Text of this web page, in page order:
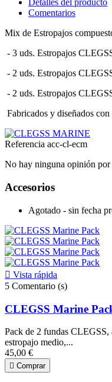
Detalles del producto
Comentarios
Mix de Estropajos
- 3 uds. Estropajos
- 2 uds. Estropajos
- 2 uds. Estropajos
Fabricados y diseñados
Referencia acc-cl-ecm
No hay ninguna opinión por
Accesorios
Agotado - sin fecha
 Vista rápida
5 Comentario (s)
CLEGSS Marine
Pack de 2 fundas CLEGSS,
estropajo medio,...
45,00 €
 Comprar